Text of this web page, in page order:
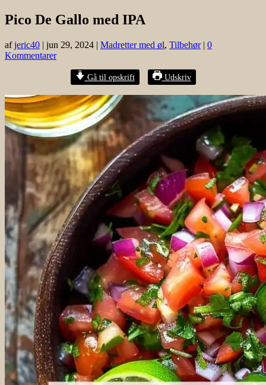
Pico De Gallo med IPA
afjeric40 | jun 29, 2024 | Madretter med øl, Tilbehør| 0
Kommentarer
Gå til opskrift Udskriv